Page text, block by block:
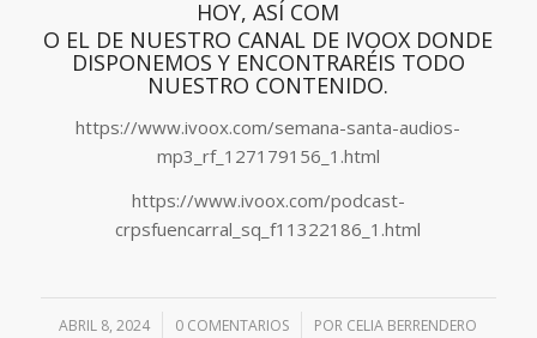
HOY, ASÍ COM
O EL DE NUESTRO CANAL DE IVOOX DONDE
DISPONEMOS Y ENCONTRARÉIS TODO
NUESTRO CONTENIDO.
https://www.ivoox.com/semana-santa-audios-
mp3_rf_127179156_1.html
https://www.ivoox.com/podcast-
crpsfuencarral_sq_f11322186_1.html
ABRIL 8, 2024
/ 0 COMENTARIOS
/ POR CELIA BERRENDERO